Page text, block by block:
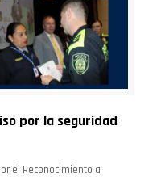
por la seguridad
el Reconocimiento a